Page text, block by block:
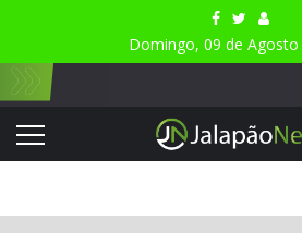
Domingo, 09 de Agosto